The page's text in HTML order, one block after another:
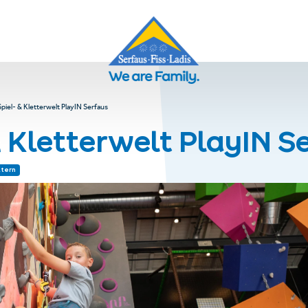
& Kletterwelt PlayIN Serfaus
Kletterwelt PlayIN